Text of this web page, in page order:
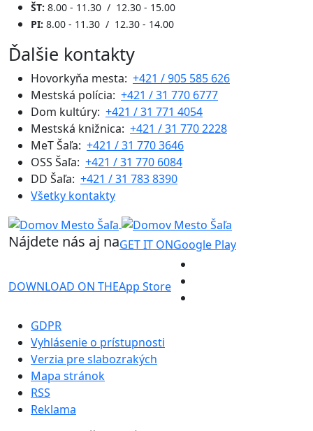
ŠT: 8.00 - 11.30 / 12.30 - 15.00
PI: 8.00 - 11.30 / 12.30 - 14.00
Ďalšie kontakty
Hovorkyňa mesta: +421 / 905 585 626
Mestská polícia: +421 / 31 770 6777
Dom kultúry: +421 / 31 771 4054
Mestská knižnica: +421 / 31 770 2228
MeT Šaľa: +421 / 31 770 3646
OSS Šaľa: +421 / 31 770 6084
DD Šaľa: +421 / 31 783 8390
Všetky kontakty
Nájdete nás aj naGET IT ONGoogle Play
DOWNLOAD ON THEApp Store
GDPR
Vyhlásenie o prístupnosti
Verzia pre slabozrakých
Mapa stránok
RSS
Reklama